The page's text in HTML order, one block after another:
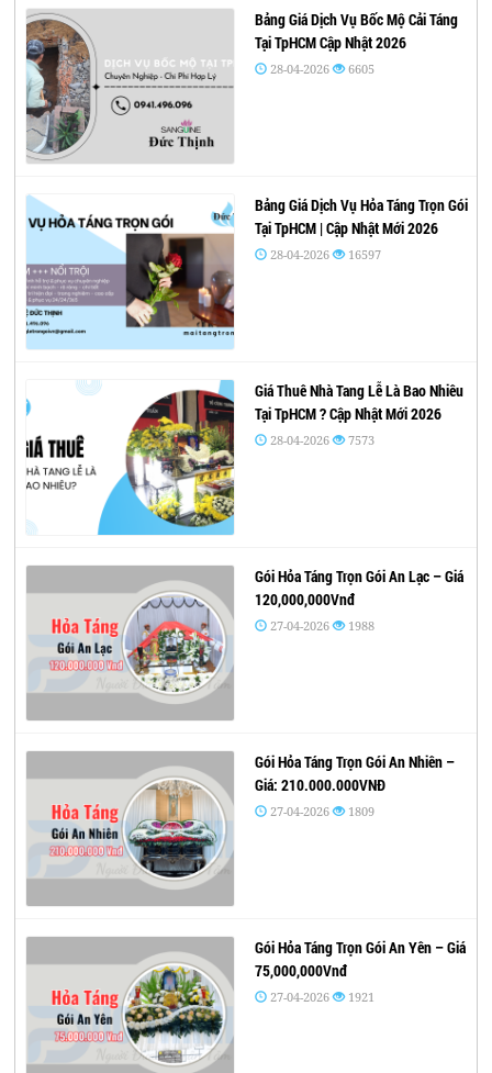
Bảng Giá Dịch Vụ Bốc Mộ Cải Táng
Tại TpHCM Cập Nhật 2026
28-04-2026 6605
Bảng Giá Dịch Vụ Hỏa Táng Trọn Gói
Tại TpHCM | Cập Nhật Mới 2026
28-04-2026 16597
Giá Thuê Nhà Tang Lễ Là Bao Nhiêu
Tại TpHCM ? Cập Nhật Mới 2026
28-04-2026 7573
Gói Hỏa Táng Trọn Gói An Lạc – Giá
120,000,000Vnđ
27-04-2026 1988
Gói Hỏa Táng Trọn Gói An Nhiên –
Giá: 210.000.000VNĐ
27-04-2026 1809
Gói Hỏa Táng Trọn Gói An Yên – Giá
75,000,000Vnđ
27-04-2026 1921